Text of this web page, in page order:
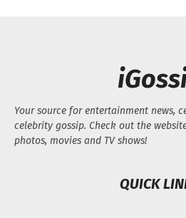
Your source for entertainment news,
celebrity gossip. Check out the
photos, movies and TV shows!
QUICK